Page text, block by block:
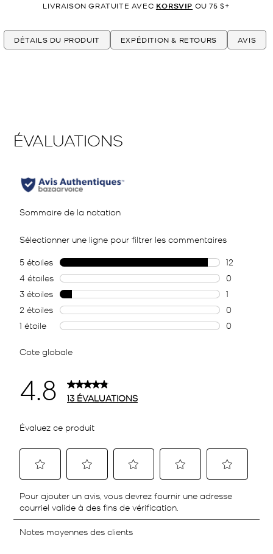
LIVRAISON GRATUITE AVEC KORSVIP OU 75 $+
DÉTAILS DU PRODUIT EXPÉDITION & RETOURS AVIS